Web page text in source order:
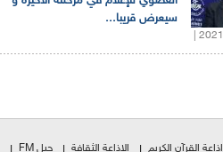
سيعرض قريبا...
إذاعة القرآن الكريم الإذاعة الثقافة جيل FM